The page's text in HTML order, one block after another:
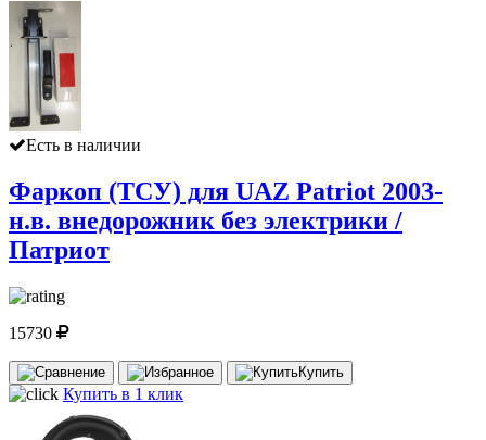
Есть в наличии
Фаркоп (ТСУ) для UAZ Patriot 2003-
н.в. внедорожник без электрики /
Патриот
15730
Купить
Купить в 1 клик